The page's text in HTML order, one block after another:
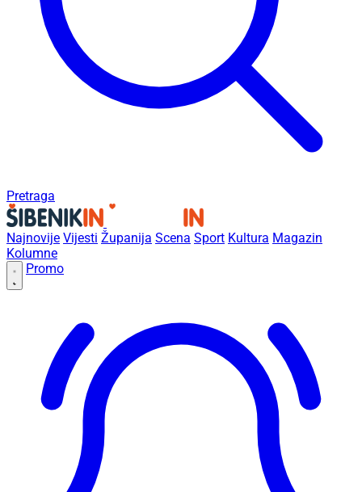
Pretraga
Najnovije Vijesti Županija Scena Sport Kultura Magazin
Kolumne
Promo